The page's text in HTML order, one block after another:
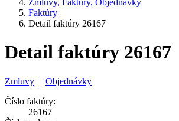
Zmluvy, Faktúry, Objednávky
Faktúry
Detail faktúry 26167
Detail faktúry 26167
Zmluvy | Objednávky
Číslo faktúry:
26167